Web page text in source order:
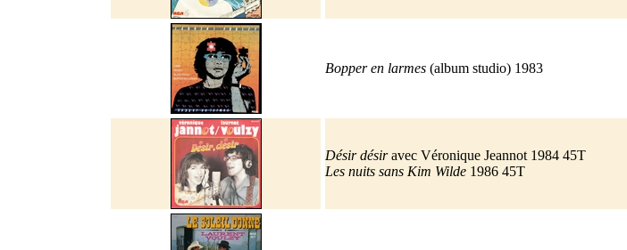
Bopper en larmes (album studio) 1983
Désir désiravec Véronique Jeannot 1984 45T
Les nuits sans Kim Wilde 1986 45T